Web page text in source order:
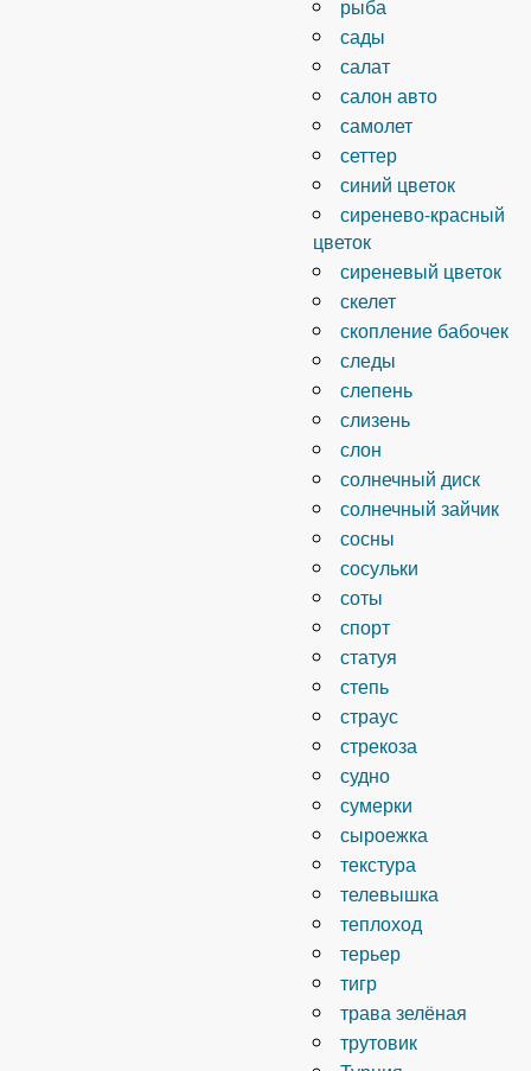
рыба
сады
салат
салон авто
самолет
сеттер
синий цветок
сиренево-красный
цветок
сиреневый цветок
скелет
скопление бабочек
следы
слепень
слизень
слон
солнечный диск
солнечный зайчик
сосны
сосульки
соты
спорт
статуя
степь
страус
стрекоза
судно
сумерки
сыроежка
текстура
телевышка
теплоход
терьер
тигр
трава зелёная
трутовик